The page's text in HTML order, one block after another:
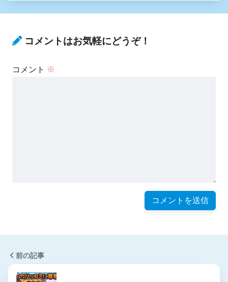
コメントはお気軽にどうぞ！
コメント ※
前の記事